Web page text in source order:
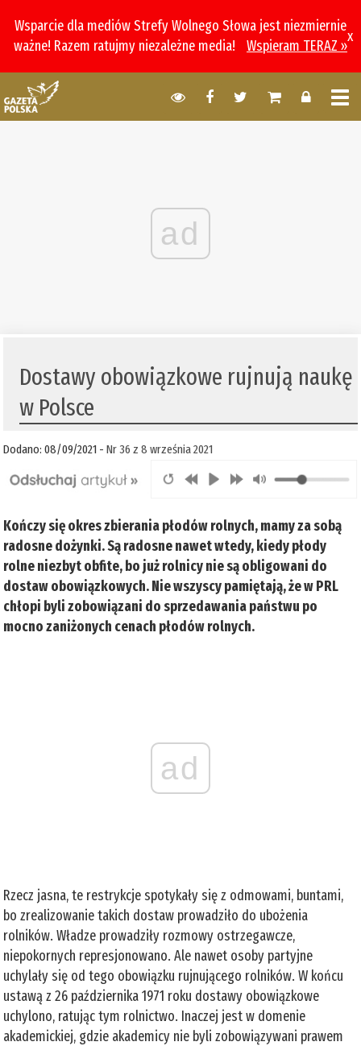
Wsparcie dla mediów Strefy Wolnego Słowa jest niezmiernie
ważne! Razem ratujmy niezależne media!
Wspieram TERAZ »
x
ad
Dostawy obowiązkowe rujnują naukę
w Polsce
Dodano: 08/09/2021 -Nr 36 z 8 września 2021
Kończy się okres zbierania płodów rolnych, mamy za sobą
radosne dożynki. Są radosne nawet wtedy, kiedy płody
rolne niezbyt obfite, bo już rolnicy nie są obligowani do
dostaw obowiązkowych. Nie wszyscy pamiętają, że w PRL
chłopi byli zobowiązani do sprzedawania państwu po
mocno zaniżonych cenach płodów rolnych.
ad
Rzecz jasna, te restrykcje spotykały się z odmowami, buntami,
bo zrealizowanie takich dostaw prowadziło do ubożenia
rolników. Władze prowadziły rozmowy ostrzegawcze,
niepokornych represjonowano. Ale nawet osoby partyjne
uchylały się od tego obowiązku rujnującego rolników. W końcu
ustawą z 26 października 1971 roku dostawy obowiązkowe
uchylono, ratując tym rolnictwo. Inaczej jest w domenie
akademickiej, gdzie akademicy nie byli zobowiązywani prawem